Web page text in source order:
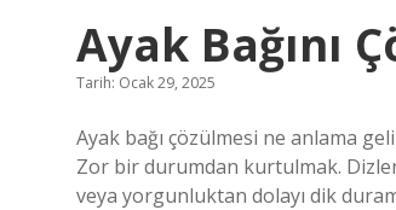
Ayak Bağını
Tarih: Ocak 29, 2025
Ayak bağı çözülmesi ne anlama
Zor bir durumdan kurtulmak.
veya yorgunluktan dolayı dik